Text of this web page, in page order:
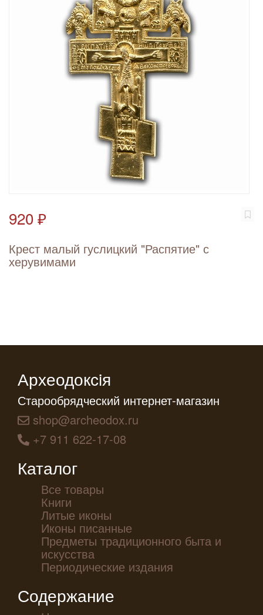
920 ₽
Крест малый гуслицкий "Распятие" с
херувимами
Археодоксiя
Старообрядческий интернет-магазин
shop@archeodox.ru
+7 911 622-17-08
Каталог
Все товары
Книги
Литые иконы
Иконы писанные
Предметы традиционного быта и
искусства
Периодические издания
Содержание